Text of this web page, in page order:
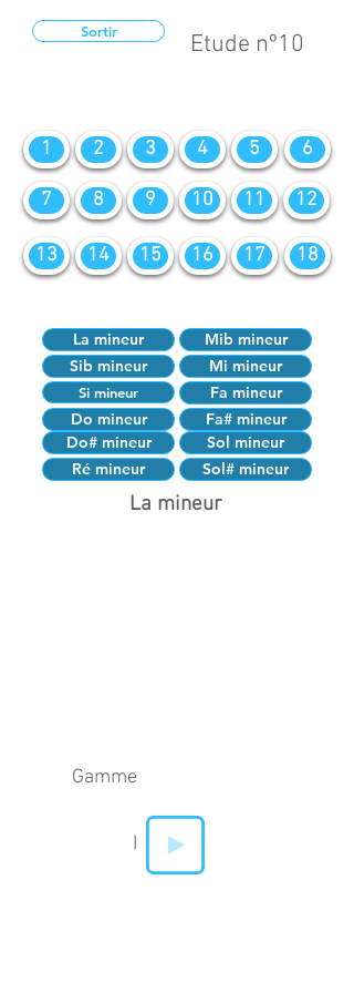
Sortir Etude nº10
1 2 3 4 5 6
7 8 9 10 11 12
13 14 15 16 17 18
La mineur
Mib mineur
Sib mineur
Mi mineur
Si mineur
Fa mineur
Do mineur
Do# mineur
Fa# mineur
Sol mineur
Ré mineur
Sol# mineur
La mineur
Gamme
I